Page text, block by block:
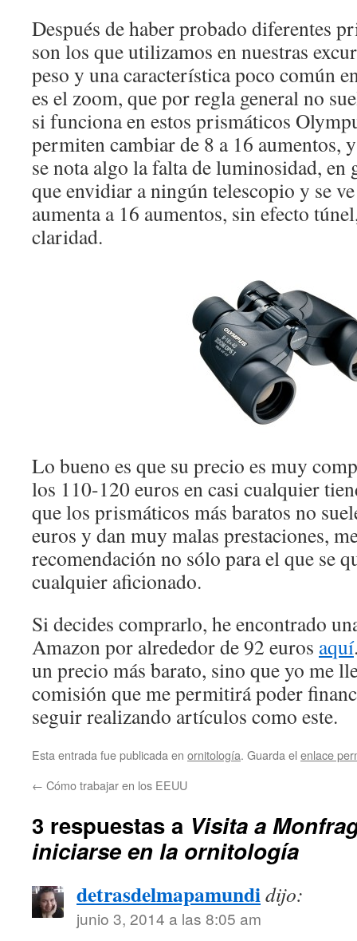
Después de haber probado diferentes
son los que utilizamos en nuestras
peso y una característica poco común
es el zoom, que por regla general no
si funciona en estos prismáticos
permiten cambiar de 8 a 16 aumentos,
se nota algo la falta de luminosidad, en
que envidiar a ningún telescopio y se
aumenta a 16 aumentos, sin efecto
claridad.
Lo bueno es que su precio es muy
los 110-120 euros en casi cualquier
que los prismáticos más baratos no
euros y dan muy malas prestaciones,
recomendación no sólo para el que se
cualquier aficionado.
Si decides comprarlo, he encontrado
Amazon por alrededor de 92 euros aquí
un precio más barato, sino que yo me
comisión que me permitirá poder
seguir realizando artículos como este.
Esta entrada fue publicada en ornitología. Guarda el enlace
← Cómo trabajar en los EEUU
3 respuestas a Visita a
iniciarse en la ornitología
detrasdelmapamundidijo:
junio 3, 2014 a las 8:05 am